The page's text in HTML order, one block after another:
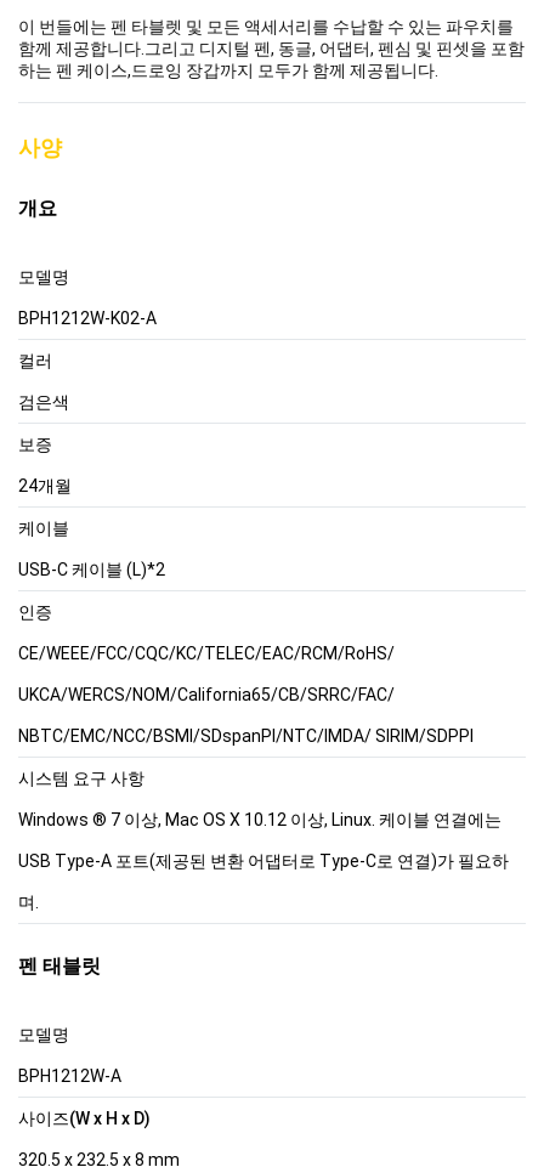
이 번들에는 펜 타블렛 및 모든 액세서리를 수납할 수 있는 파우치를
함께 제공합니다.그리고 디지털 펜, 동글, 어댑터, 펜심 및 핀셋을 포함
하는 펜 케이스,드로잉 장갑까지 모두가 함께 제공됩니다.
사양
개요
모델명
BPH1212W-K02-A
컬러
검은색
보증
24개월
케이블
USB-C 케이블 (L)*2
인증
CE/WEEE/FCC/CQC/KC/TELEC/EAC/RCM/RoHS/
UKCA/WERCS/NOM/California65/CB/SRRC/FAC/
NBTC/EMC/NCC/BSMI/SDspanPI/NTC/IMDA/ SIRIM/SDPPI
시스템 요구 사항
Windows ® 7 이상, Mac OS X 10.12 이상, Linux. 케이블 연결에는
USB Type-A 포트(제공된 변환 어댑터로 Type-C로 연결)가 필요하
며.
펜 태블릿
모델명
BPH1212W-A
사이즈(W x H x D)
320.5 x 232.5 x 8 mm